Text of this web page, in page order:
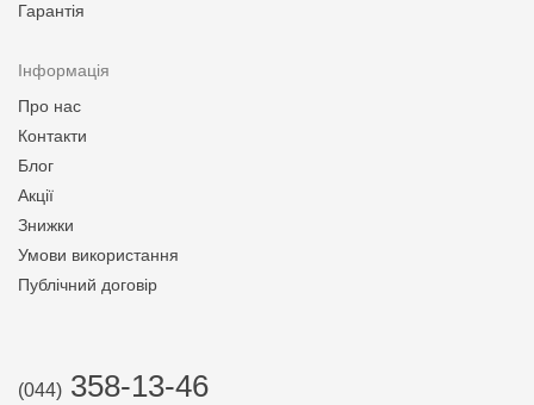
Гарантія
Інформація
Про нас
Контакти
Блог
Акції
Знижки
Умови використання
Публічний договір
(044) 358-13-46